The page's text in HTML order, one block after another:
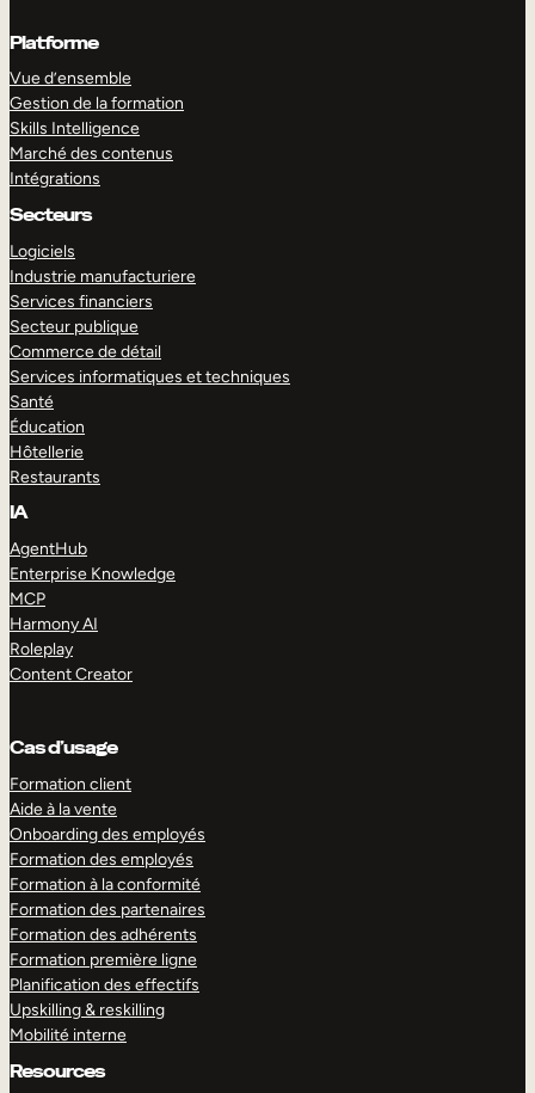
Platforme
Vue d’ensemble
Gestion de la formation
Skills Intelligence
Marché des contenus
Intégrations
Secteurs
Logiciels
Industrie manufacturiere
Services financiers
Secteur publique
Commerce de détail
Services informatiques et techniques
Santé
Éducation
Hôtellerie
Restaurants
IA
AgentHub
Enterprise Knowledge
MCP
Harmony AI
Roleplay
Content Creator
Cas d’usage
Formation client
Aide à la vente
Onboarding des employés
Formation des employés
Formation à la conformité
Formation des partenaires
Formation des adhérents
Formation première ligne
Planification des effectifs
Upskilling & reskilling
Mobilité interne
Resources